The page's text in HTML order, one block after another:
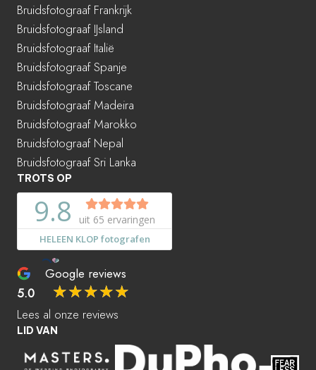
Bruidsfotograaf Frankrijk
Bruidsfotograaf IJsland
Bruidsfotograaf Italië
Bruidsfotograaf Spanje
Bruidsfotograaf Toscane
Bruidsfotograaf Madeira
Bruidsfotograaf Marokko
Bruidsfotograaf Nepal
Bruidsfotograaf Sri Lanka
TROTS OP
Google reviews
5.0
☆☆☆☆☆
Lees al onze reviews
LID VAN